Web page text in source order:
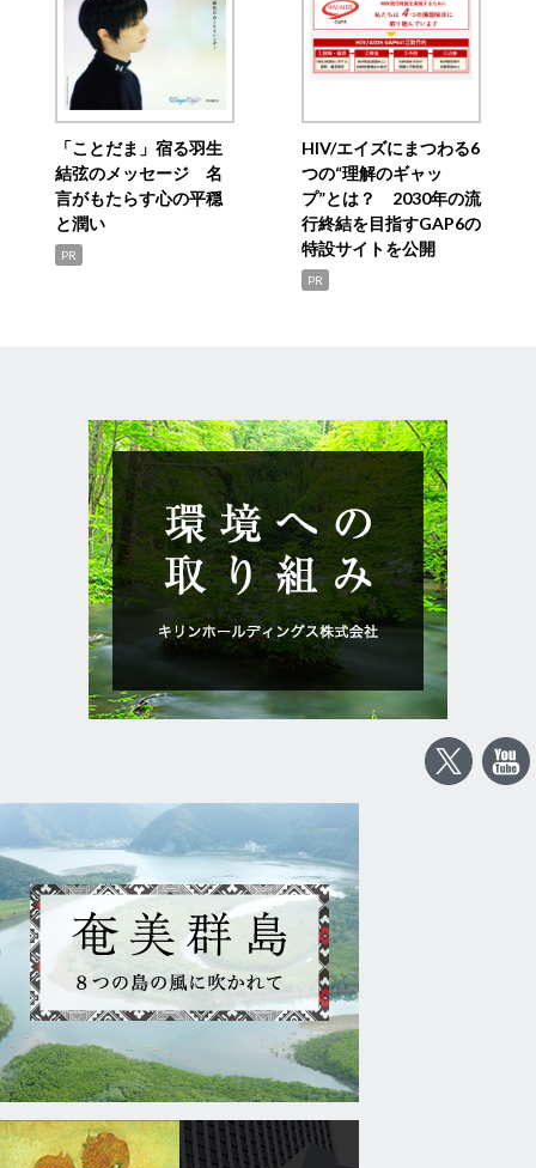
「ことだま」宿る羽生
結弦のメッセージ 名
言がもたらす心の平穏
と潤い
PR
HIV/エイズにまつわる6
つの“理解のギャッ
プ”とは？ 2030年の流
行終結を目指すGAP6の
特設サイトを公開
PR